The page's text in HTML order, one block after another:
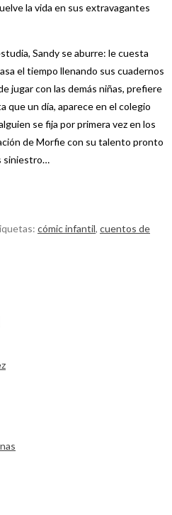
la vida en sus extravagantes
Sandy se aburre: le cuesta
el tiempo llenando sus cuadernos
jugar con las demás niñas, prefiere
que un día, aparece en el colegio
se fija por primera vez en los
de Morfie con su talento pronto
siniestro…
cómic infantil, cuentos de